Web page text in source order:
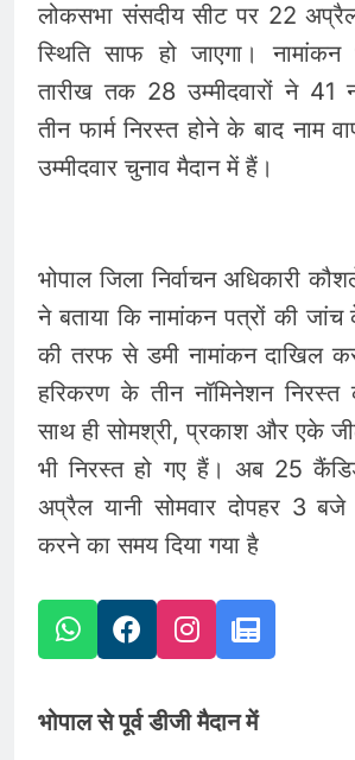
लोकसभा संसदीय सीट पर 22
स्थिति साफ हो जाएगा।
तारीख तक 28 उम्मीदवारों ने 41
तीन फार्म निरस्त होने के बाद नाम
उम्मीदवार चुनाव मैदान में हैं।
भोपाल जिला निर्वाचन अधिकारी
ने बताया कि नामांकन पत्रों की जांच
की तरफ से डमी नामांकन दाखिल
हरिकरण के तीन नॉमिनेशन
साथ ही सोमश्री, प्रकाश और एके
भी निरस्त हो गए हैं। अब 25
अप्रैल यानी सोमवार दोपहर 3
करने का समय दिया गया है
भोपाल से पूर्व डीजी मैदान में